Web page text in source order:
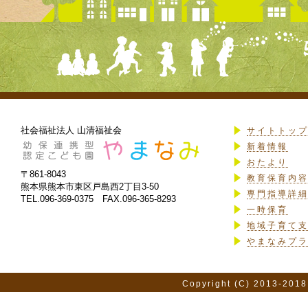
社会福祉法人 山清福祉会
〒861-8043
熊本県熊本市東区戸島西2丁目3-50
TEL.096-369-0375 FAX.096-365-8293
サイトトップ
新着情報
おたより
教育保育内
専門指導詳細
一時保育
地域子育て
やまなみプ
Copyright (C) 2013-